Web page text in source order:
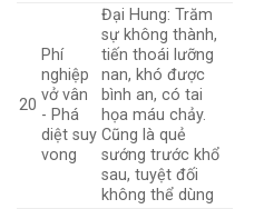
20
Phí
nghiệp
vở vân
- Phá
diệt suy
vong
Đại Hung: Trăm
sự không thành,
tiến thoái lưỡng
nan, khó được
bình an, có tai
họa máu chảy.
Cũng là quẻ
sướng trước khổ
sau, tuyệt đối
không thể dùng